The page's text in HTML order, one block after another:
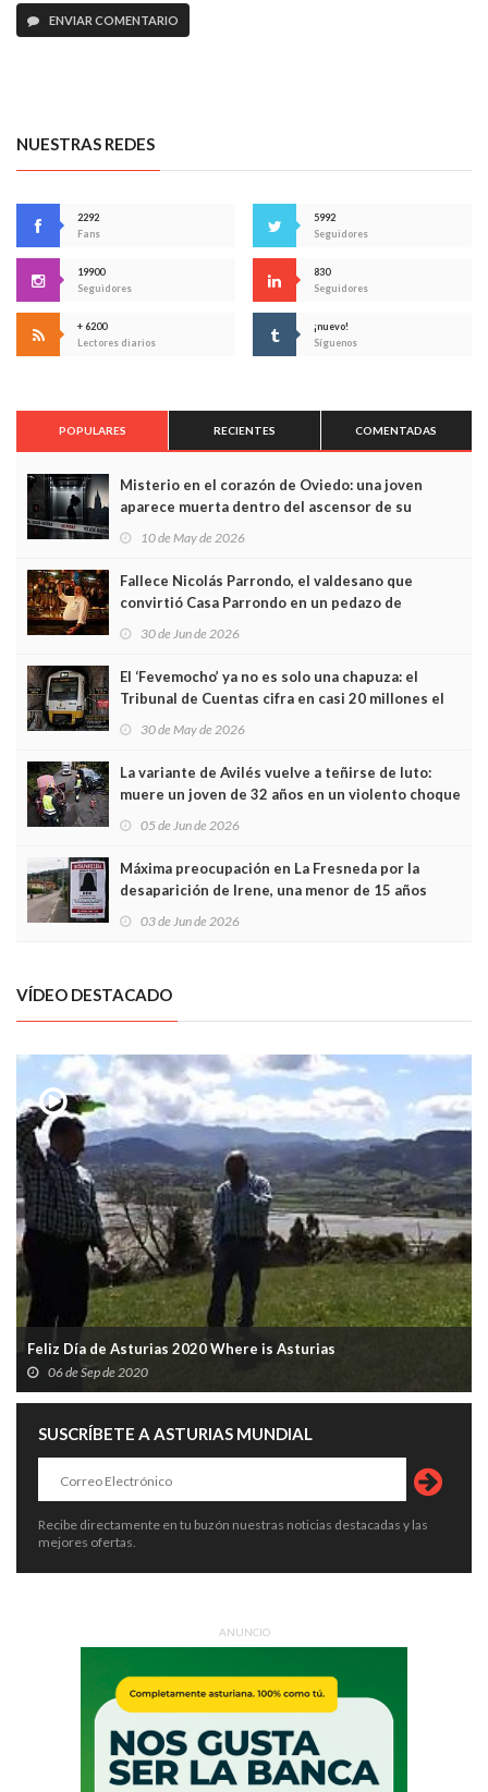
ENVIAR COMENTARIO
NUESTRAS REDES
2292
Fans
5992
Seguidores
19900
Seguidores
830
Seguidores
+ 6200
Lectores diarios
¡nuevo!
Síguenos
POPULARES RECIENTES COMENTADAS
Misterio en el corazón de Oviedo: una joven
aparece muerta dentro del ascensor de su
edificio y las cámaras captan sus últimos minutos
10 de May de 2026
Fallece Nicolás Parrondo, el valdesano que
convirtió Casa Parrondo en un pedazo de
Asturias en Madrid
30 de Jun de 2026
El ‘Fevemocho’ ya no es solo una chapuza: el
Tribunal de Cuentas cifra en casi 20 millones el
sobrecoste de los trenes que no cabían por los
30 de May de 2026
La variante de Avilés vuelve a teñirse de luto:
muere un joven de 32 años en un violento choque
frontal
05 de Jun de 2026
Máxima preocupación en La Fresneda por la
desaparición de Irene, una menor de 15 años
03 de Jun de 2026
VÍDEO DESTACADO
Feliz Día de Asturias 2020 Where is Asturias
06 de Sep de 2020
SUSCRÍBETE A ASTURIAS MUNDIAL
Recibe directamente en tu buzón nuestras noticias destacadas y las
mejores ofertas.
ANUNCIO